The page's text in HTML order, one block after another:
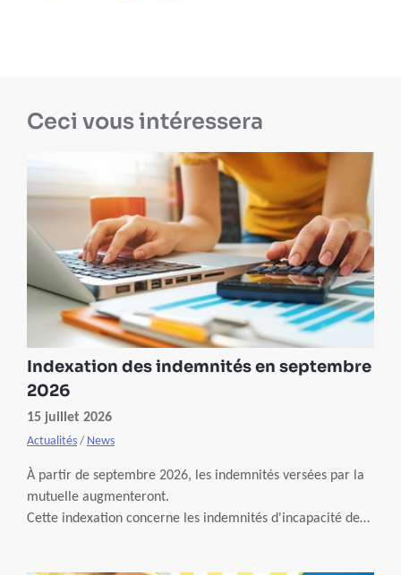
Ceci vous intéressera
Indexation des indemnités en septembre
2026
15 juillet 2026
Actualités / News
À partir de septembre 2026, les indemnités versées par la
mutuelle augmenteront.
Cette indexation concerne les indemnités d'incapacité de